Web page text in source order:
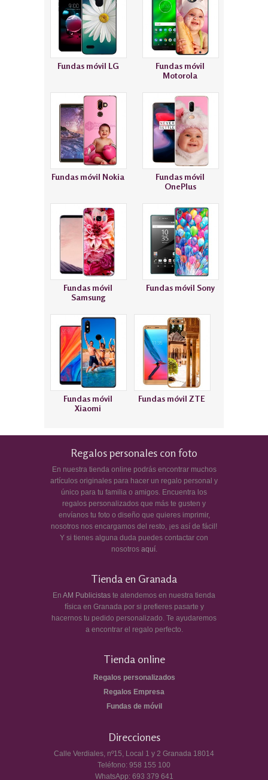
Fundas móvil LG
Fundas móvil
Motorola
Fundas móvil Nokia
Fundas móvil
OnePlus
Fundas móvil
Samsung
Fundas móvil Sony
Fundas móvil
Xiaomi
Fundas móvil ZTE
Regalos personales con foto
En nuestra tienda online podrás encontrar muchos
artículos originales para hacer un regalo personal y
único para tu familia o amigos. Encuentra los
regalos personalizados que más te gusten y
envíanos tu foto o diseño que quieres imprimir,
nosotros nos encargamos del resto, ¡es así de fácil!
Y si tienes alguna duda puedes contactar con
nosotros aquí.
Tienda en Granada
En AM Publicistas te atendemos en nuestra tienda
física en Granada por si prefieres pasarte y
hacernos tu pedido personalizado. Te ayudaremos
a encontrar el regalo perfecto.
Tienda online
Regalos personalizados
Regalos Empresa
Fundas de móvil
Direcciones
Calle Verdiales, nº15, Local 1 y 2 Granada 18014
Teléfono: 958 155 100
WhatsApp: 693 379 641